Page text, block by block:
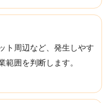
ト周辺など、発生しやす
範囲を判断します。